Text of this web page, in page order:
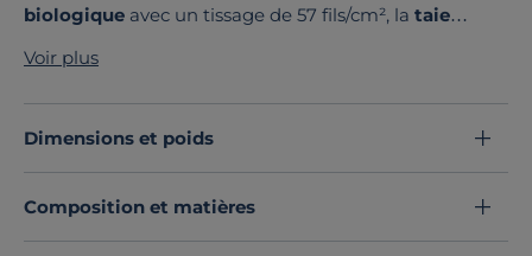
biologique avec un tissage de 57 fils/cm², la taie
est disponible dans une
de formatspour s’adapter à toutes vos envies déco.
Fabriquée avec soin en France
indispensable au charme intemporel.
Adoptez cette taie d’oreiller et transformez vos nuits
Voir plus
Dimensions et poids
Composition et matières